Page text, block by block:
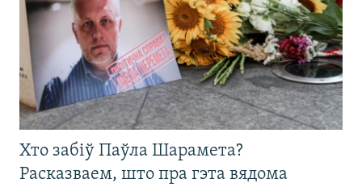
Хто забіў Паўла Шарамета?
Расказваем, што пра гэта вядома